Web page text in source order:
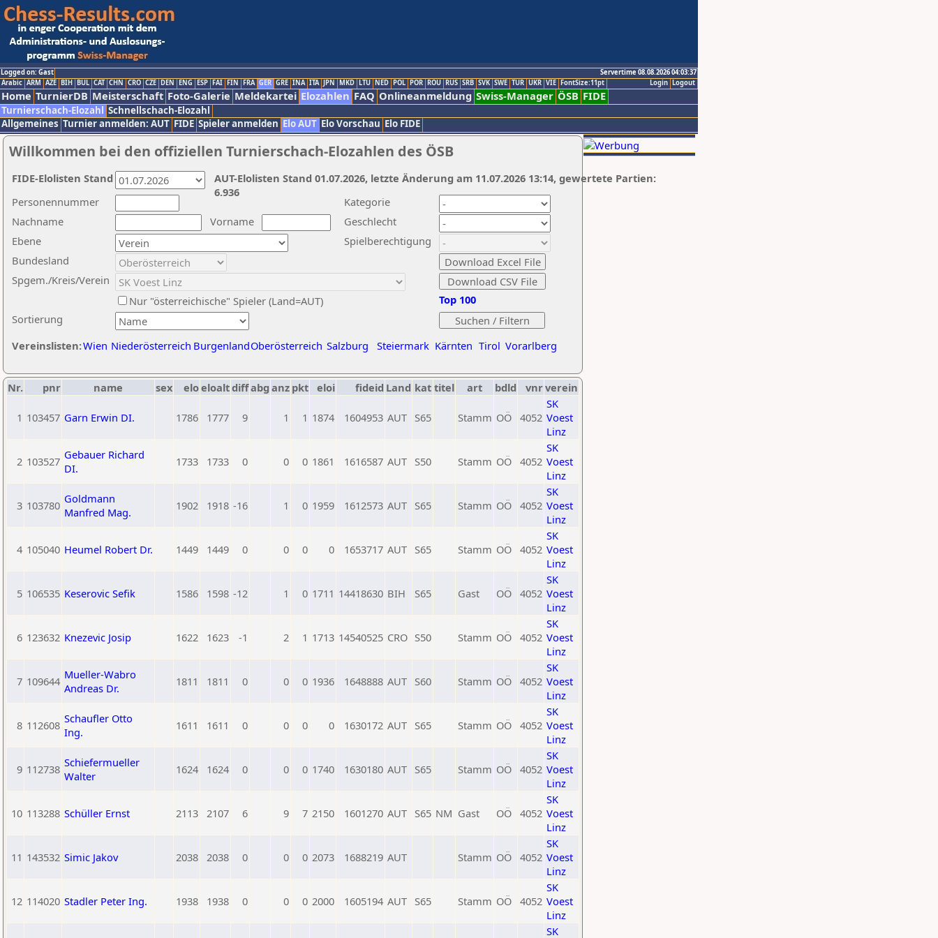
Logged on: Gast
Servertime 08.08.2026 04:03:37
Logout
Login
Arabic ARM AZE BIH BUL CAT CHN CRO CZE DEN ENG ESP FAI FIN FRA GER GRE INA ITA JPN MKD LTU NED POL POR ROU RUS SRB SVK SWE TUR UKR VIE FontSize:11pt
Home TurnierDB Meisterschaft Foto-Galerie Meldekartei Elozahlen FAQ Onlineanmeldung Swiss-Manager ÖSB FIDE
Turnierschach-Elozahl Schnellschach-Elozahl
Allgemeines Turnier anmelden: AUT FIDE Spieler anmelden Elo AUT Elo Vorschau Elo FIDE
Willkommen bei den offiziellen Turnierschach-Elozahlen des ÖSB
Nachname
Vorname
Ebene
Kategorie
Sortierung
Personennummer
Bundesland
Spgem./Kreis/Verein
Geschlecht
Nur "österreichische" Spieler (Land=AUT)
Spielberechtigung
Vereinslisten:Wien Niederösterreich BurgenlandOberösterreich Salzburg Steiermark Kärnten Tirol Vorarlberg
Top 100
AUT-Elolisten Stand 01.07.2026, letzte Änderung am 11.07.2026 13:14, gewertete Partien:
6.936
FIDE-Elolisten Stand
Nr. pnr name sex eloeloaltdiffabg anz pkt eloi fideid Land kat titel art bdld vnrverein
1 103457 Garn Erwin DI. 1786 1777 9 1 1 1874 1604953 AUT S65 Stamm OÖ 4052
SK
Voest
Linz
2 103527 Gebauer Richard
DI.
1733 1733 0 0 0 1861 1616587 AUT S50 Stamm OÖ 4052
SK
Voest
Linz
3 103780 Goldmann
Manfred Mag.
1902 1918 -16 1 0 1959 1612573 AUT S65 Stamm OÖ 4052
SK
Voest
Linz
4 105040 Heumel Robert Dr. 1449 1449 0 0 0 0 1653717 AUT S65 Stamm OÖ 4052
SK
Voest
Linz
5 106535 Keserovic Sefik 1586 1598 -12 1 0 1711 14418630 BIH S65 Gast OÖ 4052
SK
Voest
Linz
6 123632 Knezevic Josip 1622 1623 -1 2 1 1713 14540525 CRO S50 Stamm OÖ 4052
SK
Voest
Linz
7 109644 Mueller-Wabro
Andreas Dr.
1811 1811 0 0 0 1936 1648888 AUT S60 Stamm OÖ 4052
SK
Voest
Linz
8 112608 Schaufler Otto
Ing.
1611 1611 0 0 0 0 1630172 AUT S65 Stamm OÖ 4052
SK
Voest
Linz
9 112738 Schiefermueller
Walter
1624 1624 0 0 0 1740 1630180 AUT S65 Stamm OÖ 4052
SK
Voest
Linz
10 113288 Schüller Ernst 2113 2107 6 9 7 2150 1601270 AUT S65 NM Gast OÖ 4052
SK
Voest
Linz
11 143532 Simic Jakov 2038 2038 0 0 0 2073 1688219 AUT Stamm OÖ 4052
SK
Voest
Linz
12 114020 Stadler Peter Ing. 1938 1938 0 0 0 2000 1605194 AUT S65 Stamm OÖ 4052
SK
Voest
Linz
SK